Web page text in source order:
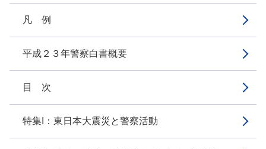
凡 例
平成２３年警察白書概要
目 次
特集I：東日本大震災と警察活動